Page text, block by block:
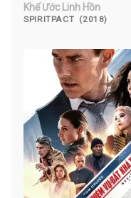
Khế Ước Linh Hồn
SPIRITPACT (2018)